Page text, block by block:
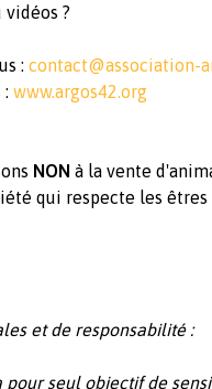
vidéos ?
: contact@association-
: www.argos42.org
NON à la vente
qui respecte les êtres
et de responsabilité :
pour seul objectif de